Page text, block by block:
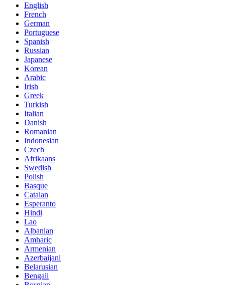
English
French
German
Portuguese
Spanish
Russian
Japanese
Korean
Arabic
Irish
Greek
Turkish
Italian
Danish
Romanian
Indonesian
Czech
Afrikaans
Swedish
Polish
Basque
Catalan
Esperanto
Hindi
Lao
Albanian
Amharic
Armenian
Azerbaijani
Belarusian
Bengali